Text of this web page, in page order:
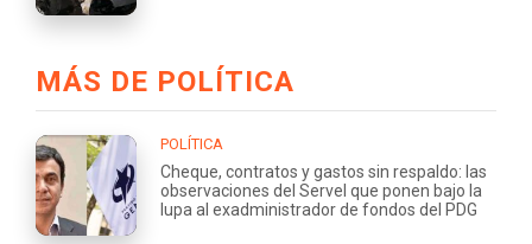
MÁS DE POLÍTICA
POLÍTICA
Cheque, contratos y gastos sin respaldo: las
observaciones del Servel que ponen bajo la
lupa al exadministrador de fondos del PDG